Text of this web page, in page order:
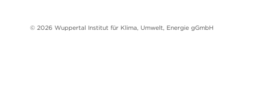
© 2026 Wuppertal Institut für Klima, Umwelt, Energie gGmbH